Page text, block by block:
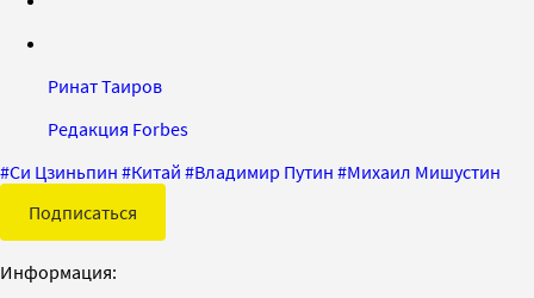
Ринат Таиров
Редакция Forbes
#Си Цзиньпин #Китай #Владимир Путин #Михаил Мишустин
Подписаться
Информация: